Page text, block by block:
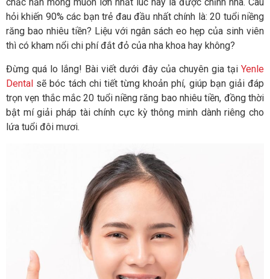
hỏi khiến 90% các bạn trẻ đau đầu nhất chính là: 20 tuổi niềng
răng bao nhiêu tiền? Liệu với ngân sách eo hẹp của sinh viên
thì có kham nổi chi phí đắt đỏ của nha khoa hay không?
Đừng quá lo lắng! Bài viết dưới đây của chuyên gia tại Yenle
Dental sẽ bóc tách chi tiết từng khoản phí, giúp bạn giải đáp
trọn vẹn thắc mắc 20 tuổi niềng răng bao nhiêu tiền, đồng thời
bật mí giải pháp tài chính cực kỳ thông minh dành riêng cho
lứa tuổi đôi mươi.